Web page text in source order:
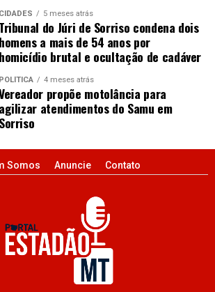
CIDADES 5 meses atrás
Tribunal do Júri de Sorriso condena dois
homens a mais de 54 anos por
homicídio brutal e ocultação de cadáver
POLÍTICA 4 meses atrás
propõe motolância para
agilizar atendimentos do Samu em
Sorriso
Somos Anuncie Contato